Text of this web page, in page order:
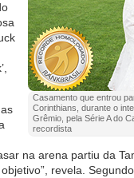
Casamento que entrou
Corinthians, durante o
Grêmio, pela Série A do
recordista
na arena partiu da
revela.